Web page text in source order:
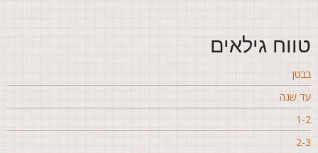
גילאים
שנה
1-
2-